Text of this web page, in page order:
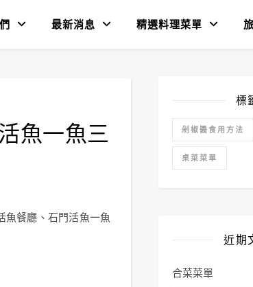
最新消息 精選料理菜單
魚一魚三
魚餐廳、石門活魚一魚
標
剁椒醬食用方法
桌菜菜單
近期
合菜菜單